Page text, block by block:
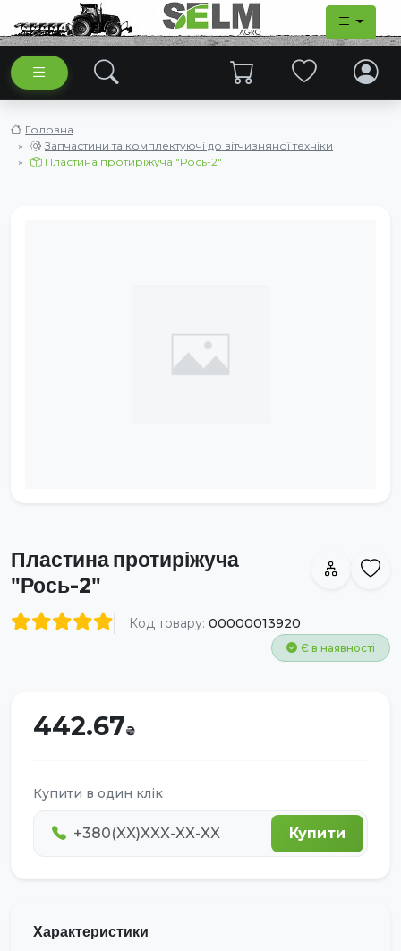
Головна
Запчастини та комплектуючі до вітчизняної техніки
Пластина протиріжуча "Рось-2"
Пластина протиріжуча
"Рось-2"
Код товару: 00000013920
Є в наявності
442.67
Купити в один клік
Купити
Характеристики